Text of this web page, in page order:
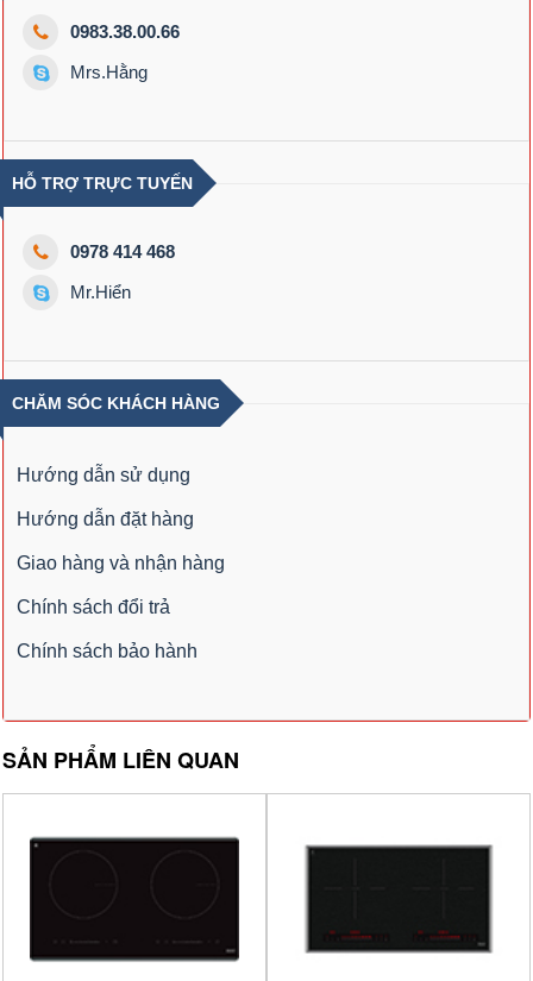
0983.38.00.66
Mrs.Hằng
HỖ TRỢ TRỰC TUYẾN
0978 414 468
Mr.Hiển
CHĂM SÓC KHÁCH HÀNG
Hướng dẫn sử dụng
Hướng dẫn đặt hàng
Giao hàng và nhận hàng
Chính sách đổi trả
Chính sách bảo hành
SẢN PHẨM LIÊN QUAN